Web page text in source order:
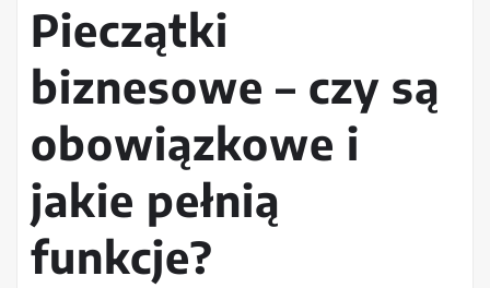
Pieczątki
biznesowe – czy są
obowiązkowe i
jakie pełnią
funkcje?